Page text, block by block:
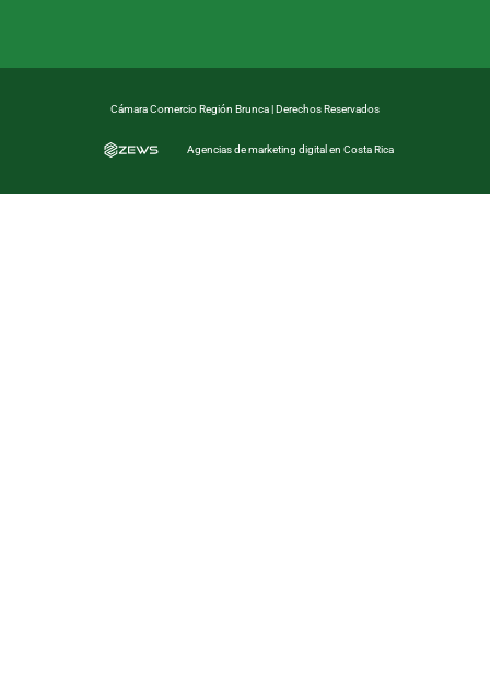
Cámara Comercio Región Brunca | Derechos Reservados
Agencias de marketing digital en Costa Rica